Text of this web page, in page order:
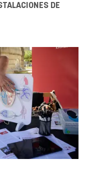
DE